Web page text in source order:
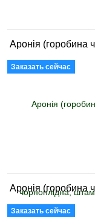
Аронія (горобина
Заказать сейчас
Аронія (горобина
Заказать сейчас